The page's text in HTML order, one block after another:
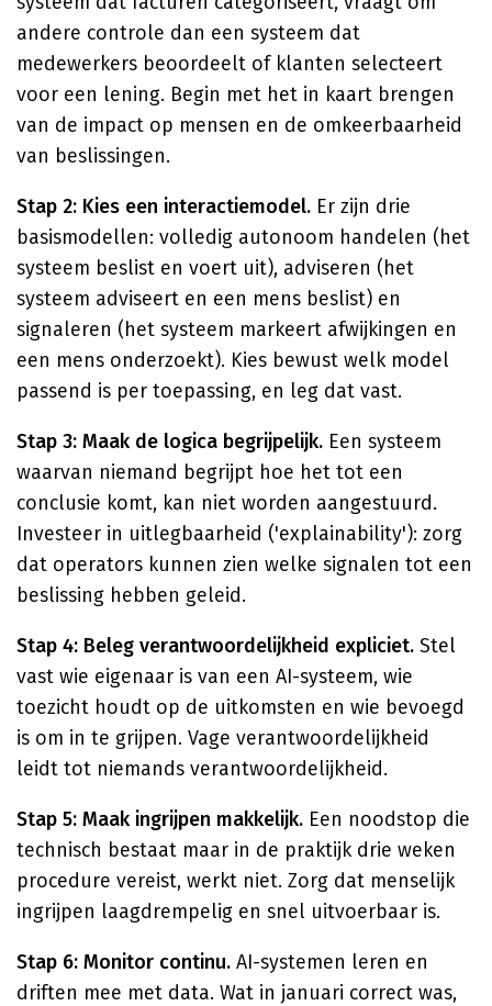
andere controle dan een systeem dat
medewerkers beoordeelt of klanten selecteert
voor een lening. Begin met het in kaart brengen
van de impact op mensen en de omkeerbaarheid
van beslissingen.
Stap 2: Kies een interactiemodel. Er zijn drie
basismodellen: volledig autonoom handelen (het
systeem beslist en voert uit), adviseren (het
systeem adviseert en een mens beslist) en
signaleren (het systeem markeert afwijkingen en
een mens onderzoekt). Kies bewust welk model
passend is per toepassing, en leg dat vast.
Stap 3: Maak de logica begrijpelijk. Een systeem
waarvan niemand begrijpt hoe het tot een
conclusie komt, kan niet worden aangestuurd.
Investeer in uitlegbaarheid ('explainability'): zorg
dat operators kunnen zien welke signalen tot een
beslissing hebben geleid.
Stap 4: Beleg verantwoordelijkheid expliciet. Stel
vast wie eigenaar is van een AI-systeem, wie
toezicht houdt op de uitkomsten en wie bevoegd
is om in te grijpen. Vage verantwoordelijkheid
leidt tot niemands verantwoordelijkheid.
Stap 5: Maak ingrijpen makkelijk. Een noodstop die
technisch bestaat maar in de praktijk drie weken
procedure vereist, werkt niet. Zorg dat menselijk
ingrijpen laagdrempelig en snel uitvoerbaar is.
Stap 6: Monitor continu. AI-systemen leren en
driften mee met data. Wat in januari correct was,